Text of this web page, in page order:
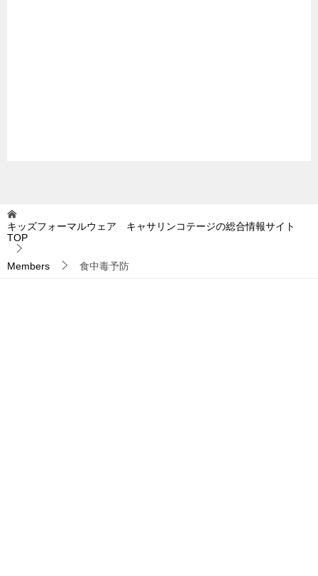
キッズフォーマルウェア キャサリンコテージの総合情報サイト
TOP
Members 食中毒予防